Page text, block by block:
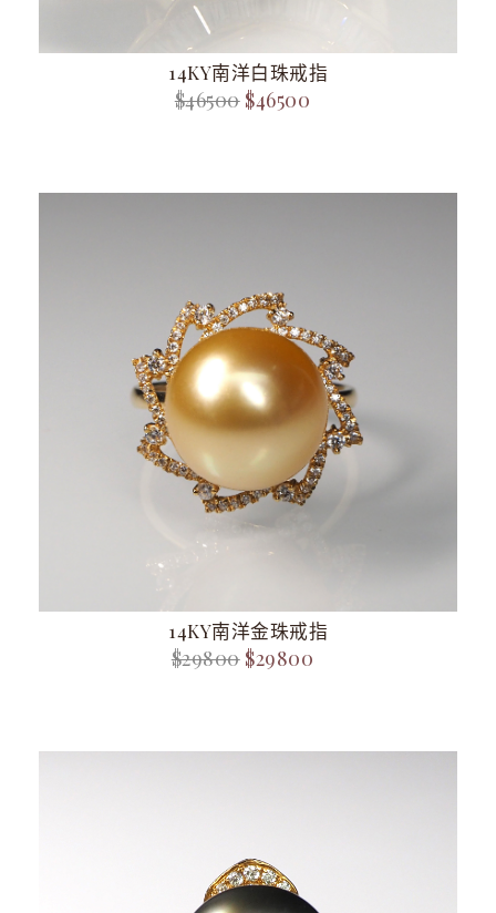
14KY南洋白珠戒指
$46500 $46500
14KY南洋金珠戒指
$29800 $29800